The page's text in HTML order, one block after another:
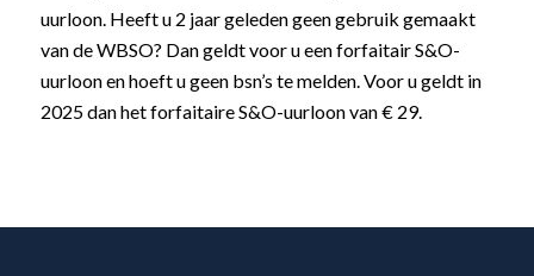
uurloon. Heeft u 2 jaar geleden geen gebruik gemaakt
van de WBSO? Dan geldt voor u een forfaitair S&O-
uurloon en hoeft u geen bsn’s te melden. Voor u geldt in
2025 dan het forfaitaire S&O-uurloon van € 29.